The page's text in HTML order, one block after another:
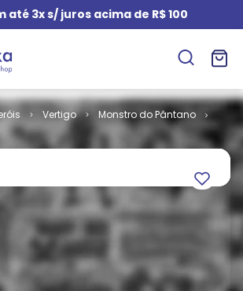
até 3x s/ juros acima de R$ 100
Vertigo
Monstro do Pântano